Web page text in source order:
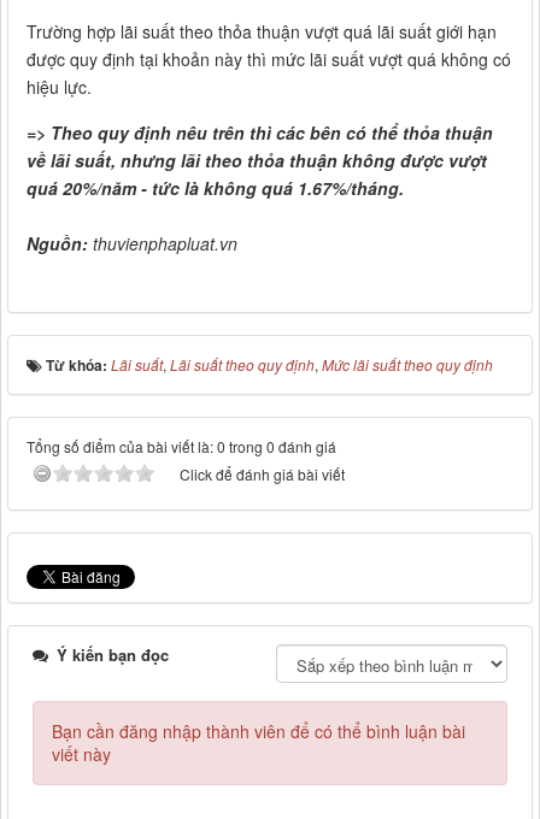
Trường hợp lãi suất theo thỏa thuận vượt quá lãi suất giới hạn
được quy định tại khoản này thì mức lãi suất vượt quá không có
hiệu lực.
=> Theo quy định nêu trên thì các bên có thể thỏa thuận
về lãi suất, nhưng lãi theo thỏa thuận không được vượt
quá 20%/năm - tức là không quá 1.67%/tháng.
Nguồn: thuvienphapluat.vn
Từ khóa: Lãi suất, Lãi suất theo quy định, Mức lãi suất theo quy định
Tổng số điểm của bài viết là: 0 trong 0 đánh giá
Click để đánh giá bài viết
Ý kiến bạn đọc
Bạn cần đăng nhập thành viên để có thể bình luận bài
viết này